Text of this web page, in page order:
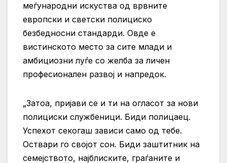
меѓународни искуства од врвните
европски и светски полициско
безбедносни стандарди. Овде е
вистинското место за сите млади и
амбициозни луѓе со желба за личен
професионален развој и напредок.
„Затоа, пријави се и ти на огласот за нови
полициски службеници. Биди полицаец.
Успехот секогаш зависи само од тебе.
Оствари го својот сон. Биди заштитник на
семејството, најблиските, граѓаните и